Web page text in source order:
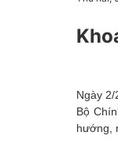
Ngày
Bộ
hướng,